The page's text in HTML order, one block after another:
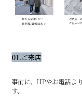
01.ご来店
事前に、HPやお電話よ
す。